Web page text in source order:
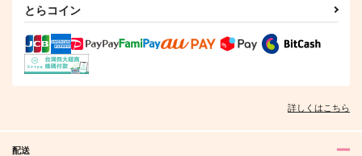
とらコイン
詳しくはこちら
配送